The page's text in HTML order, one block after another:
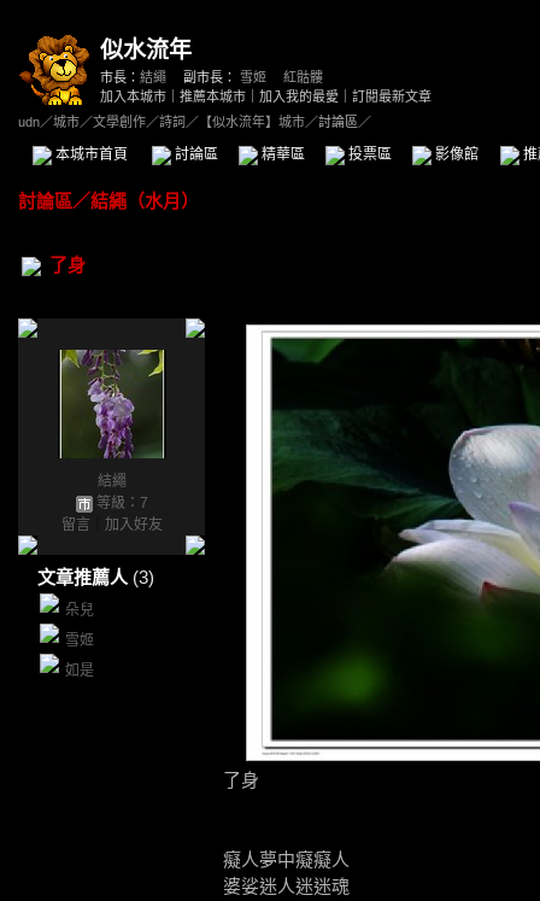
似水流年
市長： 結繩 副市長： 雪姬
紅骷髏
加入本城市
推薦本城市 加入我的最愛
訂閱最新文章
udn／城市／文學創作／詩詞 ／ 【似水流年】城市／討論區／
本城市首頁 討論區 精華區 投票區 影像館
討論區／結繩（水月）
了身
結繩
等級：7
留言
加入好友
文章推薦人 (3)
朵兒
雪姬
如是
了身
癡人夢中癡癡人
婆娑迷人迷迷魂